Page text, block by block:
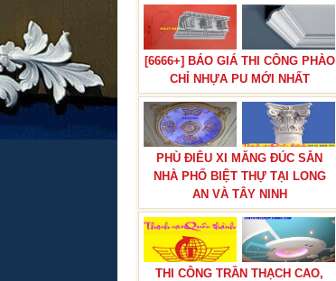
[6666+] BÁO GIÁ THI CÔNG PHÀO
CHỈ NHỰA PU MỚI NHẤT
PHÙ ĐIÊU XI MĂNG ĐÚC SẴN
NHÀ PHỐ BIỆT THỰ TẠI LONG
AN VÀ TÂY NINH
THI CÔNG TRẦN THẠCH CAO,
BÁN ĐÔN HOA,TRỤ ĐÔN HOA
CƯỚI TRANG TRÍ LỐI ĐI NHÀ
HÀNG TIỆC CƯỚI
THẠCH CAO ĐẸP QUỐC THÀNH